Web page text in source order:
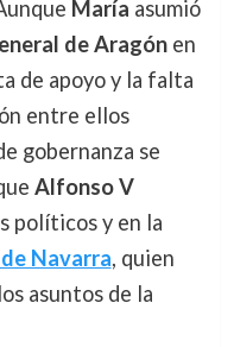
María asumió
de Aragónen
de apoyo y la falta
entre ellos
gobernanza se
Alfonso V
políticos y en la
Navarra, quien
asuntos de la